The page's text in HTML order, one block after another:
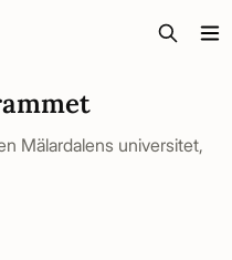
Mälardalens universitet,